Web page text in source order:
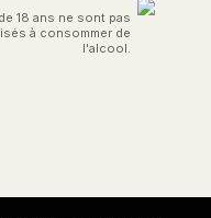
18 ans ne sont pas
à consommer de
l'alcool.